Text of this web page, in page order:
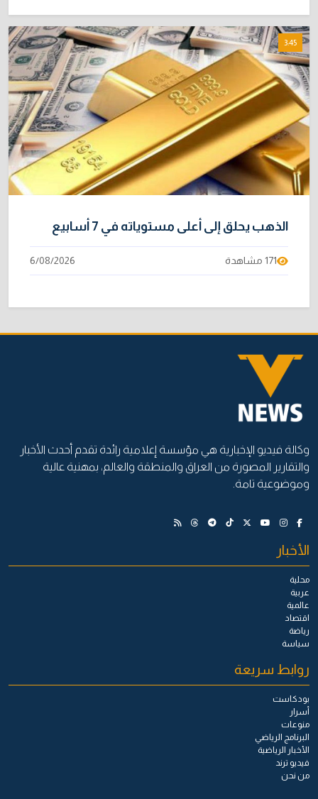
3:45
الذهب يحلق إلى أعلى مستوياته في 7 أسابيع
171 مشاهدة 6/08/2026
وكالة فيديو الإخبارية هي مؤسسة إعلامية رائدة تقدم أحدث الأخبار
والتقارير المصورة من العراق والمنطقة والعالم، بمهنية عالية
وموضوعية تامة.
الأخبار
محلية
عربية
عالمية
اقتصاد
رياضة
سياسة
روابط سريعة
بودكاست
أسرار
منوعات
البرنامج الرياضي
الأخبار الرياضية
فيديو ترند
من نحن